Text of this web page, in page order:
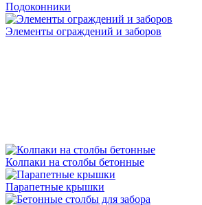
Подоконники
Элементы ограждений и заборов
Колпаки на столбы бетонные
Парапетные крышки